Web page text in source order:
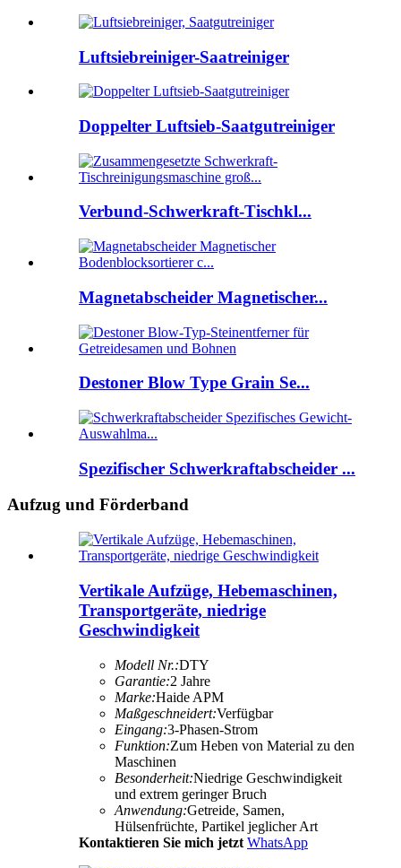
Luftsiebreiniger-Saatreiniger
Doppelter Luftsieb-Saatgutreiniger
Verbund-Schwerkraft-Tischkl...
Magnetabscheider Magnetischer...
Destoner Blow Type Grain Se...
Spezifischer Schwerkraftabscheider ...
Aufzug und Förderband
Vertikale Aufzüge, Hebemaschinen,
Transportgeräte, niedrige
Geschwindigkeit
Modell Nr.:DTY
Garantie:2 Jahre
Marke:Haide APM
Maßgeschneidert:Verfügbar
Eingang:3-Phasen-Strom
Funktion:Zum Heben von Material zu den
Maschinen
Besonderheit:Niedrige Geschwindigkeit
und extrem geringer Bruch
Anwendung:Getreide, Samen,
Hülsenfrüchte, Partikel jeglicher Art
Kontaktieren Sie mich jetzt WhatsApp